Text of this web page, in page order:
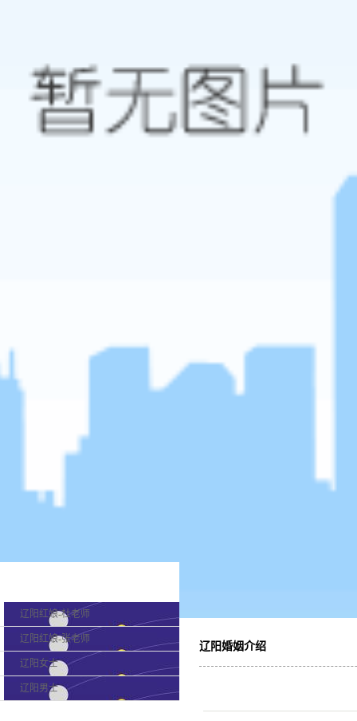
辽阳红娘-杜老师
辽阳红娘-张老师
辽阳女士
辽阳男士
辽阳婚姻介绍